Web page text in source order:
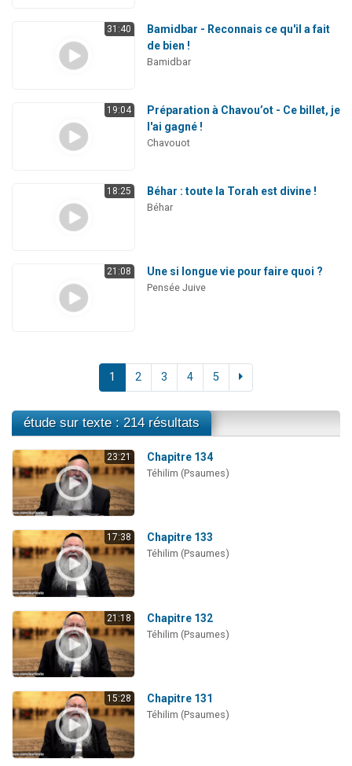
31:40
Bamidbar - Reconnais ce qu'il a fait
de bien !
Bamidbar
19:04
Préparation à Chavou’ot - Ce billet, je
l'ai gagné !
Chavouot
18:25 Béhar : toute la Torah est divine !
Béhar
21:08 Une si longue vie pour faire quoi ?
Pensée Juive
1 2 3 4 5
étude sur texte : 214 résultats
23:21 Chapitre 134
Téhilim (Psaumes)
17:38 Chapitre 133
Téhilim (Psaumes)
21:18 Chapitre 132
Téhilim (Psaumes)
15:28 Chapitre 131
Téhilim (Psaumes)